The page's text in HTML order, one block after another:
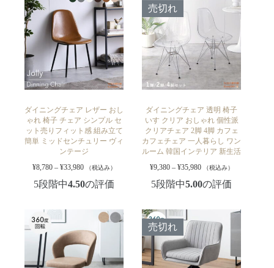
ダイニングチェア レザー おし
ゃれ 椅子 チェア シンプル セ
ット売りフィット感 組み立て
簡単 ミッドセンチュリー ヴィ
ンテージ
¥8,780 – ¥33,980 （税込み）
5段階中4.50の評価
売切れ
ダイニングチェア 透明 椅子
いす クリア おしゃれ 個性派
クリアチェア 2脚 4脚 カフェ
カフェチェア 一人暮らし ワン
ルーム 韓国インテリア 新生活
¥9,380 – ¥35,980 （税込み）
5段階中5.00の評価
売切れ